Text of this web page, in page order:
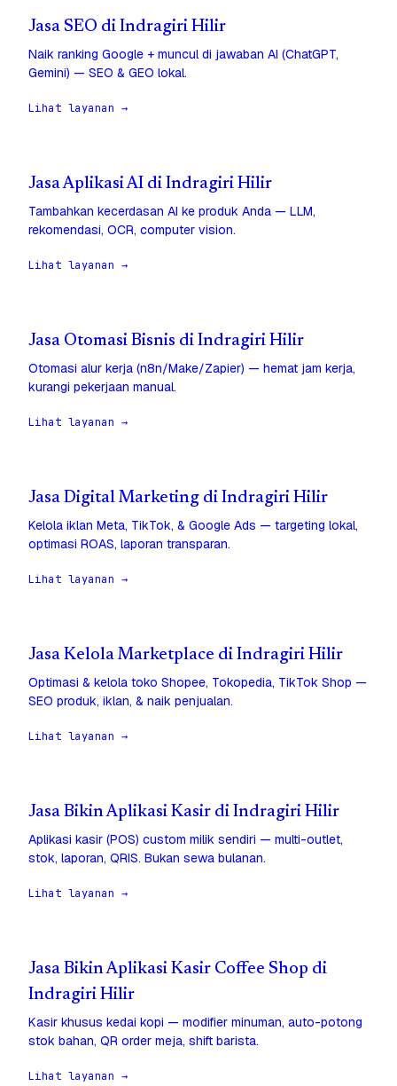
Jasa SEO di Indragiri Hilir
Naik ranking Google + muncul di jawaban AI (ChatGPT,
Gemini) — SEO & GEO lokal.
Lihat layanan →
Jasa Aplikasi AI di Indragiri Hilir
Tambahkan kecerdasan AI ke produk Anda — LLM,
rekomendasi, OCR, computer vision.
Lihat layanan →
Jasa Otomasi Bisnis di Indragiri Hilir
Otomasi alur kerja (n8n/Make/Zapier) — hemat jam kerja,
kurangi pekerjaan manual.
Lihat layanan →
Jasa Digital Marketing di Indragiri Hilir
Kelola iklan Meta, TikTok, & Google Ads — targeting lokal,
optimasi ROAS, laporan transparan.
Lihat layanan →
Jasa Kelola Marketplace di Indragiri Hilir
Optimasi & kelola toko Shopee, Tokopedia, TikTok Shop —
SEO produk, iklan, & naik penjualan.
Lihat layanan →
Jasa Bikin Aplikasi Kasir di Indragiri Hilir
Aplikasi kasir (POS) custom milik sendiri — multi-outlet,
stok, laporan, QRIS. Bukan sewa bulanan.
Lihat layanan →
Jasa Bikin Aplikasi Kasir Coffee Shop di
Indragiri Hilir
Kasir khusus kedai kopi — modifier minuman, auto-potong
stok bahan, QR order meja, shift barista.
Lihat layanan →